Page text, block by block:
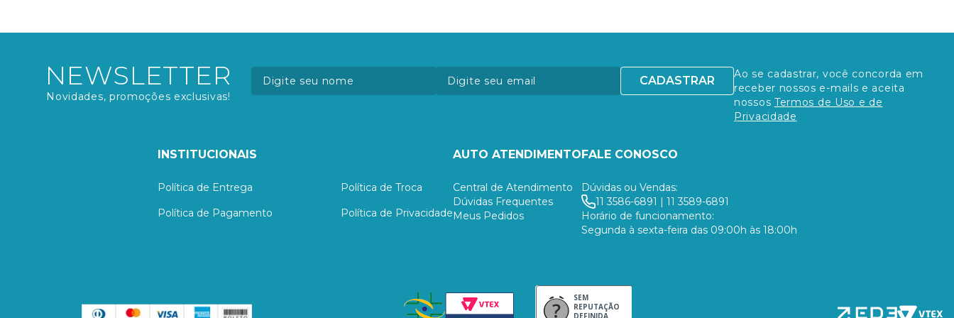
NEWSLETTER
Novidades, promoções exclusivas!
CADASTRAR
Ao se cadastrar, você concorda em
receber nossos e-mails e aceita
nossos Termos de Uso e de
Privacidade
INSTITUCIONAIS
Política de Entrega
Política de Pagamento
Política de Troca
Política de Privacidade
AUTO ATENDIMENTO
Central de Atendimento
Dúvidas Frequentes
Meus Pedidos
FALE CONOSCO
Dúvidas ou Vendas:
11 3586-6891 | 11 3589-6891
Horário de funcionamento:
Segunda à sexta-feira das 09:00h às 18:00h
SEM
REPUTAÇÃO
DEFINIDA